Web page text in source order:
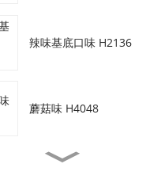
辣味基底口味 H2136
蘑菇味 H4048